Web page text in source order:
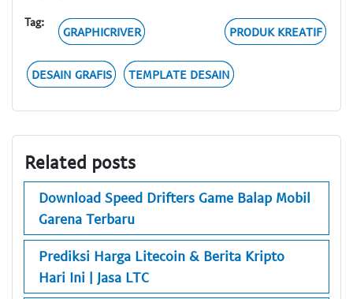
Tag:
GRAPHICRIVER PRODUK KREATIF
DESAIN GRAFIS TEMPLATE DESAIN
Related posts
Download Speed Drifters Game Balap Mobil
Garena Terbaru
Prediksi Harga Litecoin & Berita Kripto
Hari Ini | Jasa LTC